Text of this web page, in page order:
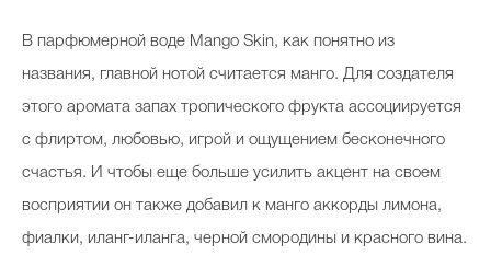
В парфюмерной воде Mango Skin, как понятно из
названия, главной нотой считается манго. Для создателя
этого аромата запах тропического фрукта ассоциируется
с флиртом, любовью, игрой и ощущением бесконечного
счастья. И чтобы еще больше усилить акцент на своем
восприятии он также добавил к манго аккорды лимона,
фиалки, иланг-иланга, черной смородины и красного вина.